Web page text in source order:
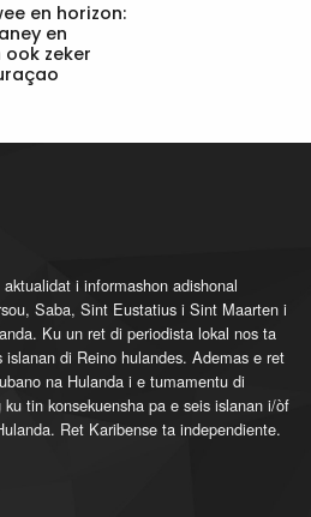
en horizon:
en
zeker
i informashon adishonal
Saba, Sint Eustatius i Sint Maarten i
Ku un ret di periodista lokal nos ta
di Reino hulandes. Ademas e ret
na Hulanda i e tumamentu di
tin konsekuensha pa e seis islanan i/òf
Ret Karibense ta independiente.